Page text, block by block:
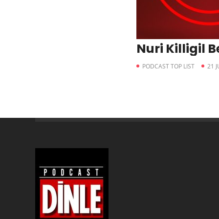
Nuri Killigil
PODCAST TOP LIST 21